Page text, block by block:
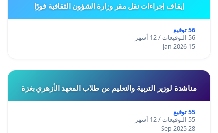
إيقاف إجراءات نقل مقر وزارة الشؤون الثقافية فورًا
56 توقيع
56 التوقيعات / 12 أشهر
15 Jan 2026
مناشدة لوزير التربية والتعليم من طلاب المعهد الأزهري بغزة
55 توقيع
55 التوقيعات / 12 أشهر
28 Sep 2025